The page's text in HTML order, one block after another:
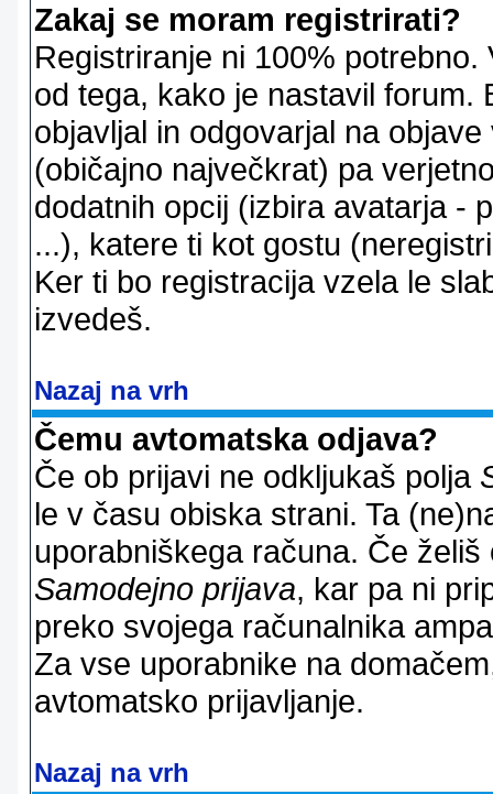
Zakaj se moram registrirati?
Registriranje ni 100%
od tega, kako je nastavil forum.
objavljal in odgovarjal na
(običajno največkrat) pa
dodatnih opcij (izbira avatarja -
...), katere ti kot gostu
Ker ti bo registracija vzela le
izvedeš.
Nazaj na vrh
Čemu avtomatska odjava?
Če ob prijavi ne odkljukaš polja
le v času obiska strani. Ta
uporabniškega računa. Če
Samodejno prijava, kar pa ni
preko svojega računalnika
Za vse uporabnike na
avtomatsko prijavljanje.
Nazaj na vrh